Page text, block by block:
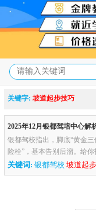
关键字: 坡道起步技巧
2025年12月银都驾培中心解
银都驾校指出，脚底“黄金
险栓”，基本告别后溜。给
系紧，心里默背“停车三点：
关键词: 银都驾校坡道起